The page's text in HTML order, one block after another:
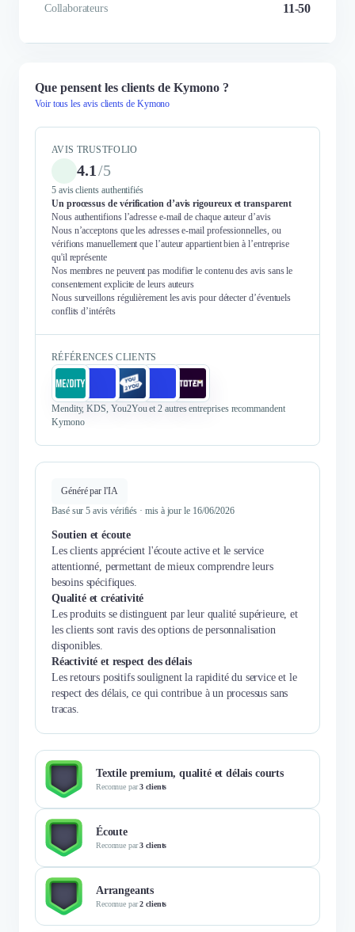
qualité au top, ma team est ravi
d'avoir reçu de magnifiques Kway
:)
Gabriel Roucel
CEO & Founder
Collaborateurs 11-50
Que pensent les clients de Kymono ?
Voir tous les avis clients de Kymono
AVIS TRUSTFOLIO
4.1 /5
5 avis clients authentifiés
Un processus de vérification d’avis rigoureux et transparent
Nous authentifions l’adresse e-mail de chaque auteur d’avis
Nous n’acceptons que les adresses e-mail professionnelles, ou
vérifions manuellement que l’auteur appartient bien à l’entreprise
qu'il représente
Nos membres ne peuvent pas modifier le contenu des avis sans le
consentement explicite de leurs auteurs
Nous surveillons régulièrement les avis pour détecter d’éventuels
conflits d’intérêts
RÉFÉRENCES CLIENTS
Mendity, KDS, You2You et 2 autres entreprises recommandent
Kymono
Généré par l'IA
Basé sur 5 avis vérifiés · mis à jour le 16/06/2026
Soutien et écoute
Les clients apprécient l'écoute active et le service
attentionné, permettant de mieux comprendre leurs
besoins spécifiques.
Qualité et créativité
Les produits se distinguent par leur qualité supérieure, et
les clients sont ravis des options de personnalisation
disponibles.
Réactivité et respect des délais
Les retours positifs soulignent la rapidité du service et le
respect des délais, ce qui contribue à un processus sans
tracas.
Textile premium, qualité et délais courts
Reconnue par3 clients
Écoute
Reconnue par3 clients
Arrangeants
Reconnue par2 clients